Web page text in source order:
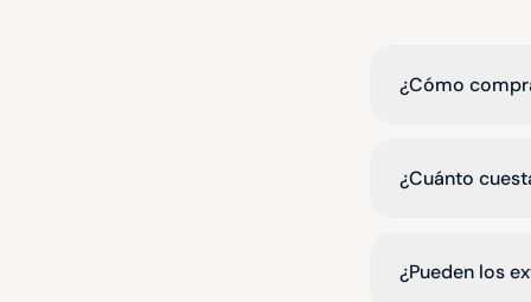
¿Cómo
¿Cuánto
¿Pueden los